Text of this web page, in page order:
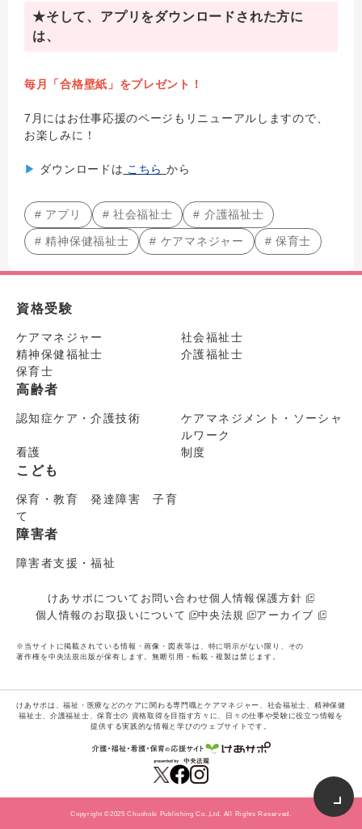
★そして、アプリをダウンロードされた方に
は、
毎月「合格壁紙」をプレゼント！
7月にはお仕事応援のページもリニューアルしますので、
お楽しみに！
▶ ダウンロードは こちら から
# アプリ # 社会福祉士 # 介護福祉士
# 精神保健福祉士 # ケアマネジャー # 保育士
資格受験
ケアマネジャー
社会福祉士
精神保健福祉士
介護福祉士
保育士
高齢者
認知症ケア・介護技術
ケアマネジメント・ソーシャ
ルワーク
看護
制度
こども
保育・教育 発達障害 子育
て
障害者
障害者支援・福祉
けあサポについて お問い合わせ個人情報保護方針
個人情報のお取扱いについて
中央法規 アーカイブ
※当サイトに掲載されている情報・画像・図表等は、特に明示がない限り、その
著作権を中央法規出版が保有します。無断引用・転載・複製は禁じます。
けあサポは、福祉・医療などのケアに関わる専門職とケアマネジャー、社会福祉士、精神保健
福祉士、介護福祉士、保育士の 資格取得を目指す方々に、日々の仕事や受験に役立つ情報を
提供する実践的な情報と学びのウェブサイトです。
Copyright ©2025 Chuohoki Publishing Co.,Ltd. All Rights Reserved.